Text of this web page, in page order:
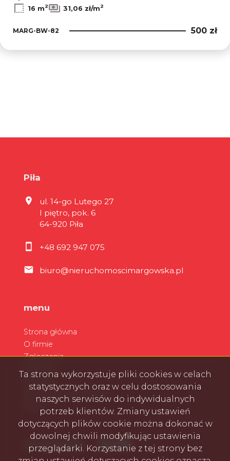
16 m2 31,06 zł/m2
MARG-BW-82 500 zł
Piła
ul. 14-go Lutego 27
I piętro, pok. 6
64-920 Piła
+48 692 947 075
biuro@nieruchomoscimargowska.pl
menu
Strona główna
O firmie
Zgłoszenia
Zarządzanie wynajmem
social media Facebook
Facebook
Facebook
Facebook
Ta strona wykorzystuje pliki cookies w celach
statystycznych oraz w celu dostosowania
naszych serwisów do indywidualnych
potrzeb klientów. Zmiany ustawień
dotyczących plików cookie można dokonać w
dowolnej chwili modyfikując ustawienia
przeglądarki. Korzystanie z tej strony bez